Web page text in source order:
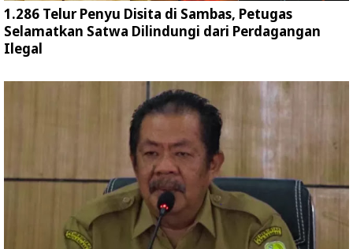
1.286 Telur Penyu Disita di Sambas, Petugas
Selamatkan Satwa Dilindungi dari Perdagangan
Ilegal